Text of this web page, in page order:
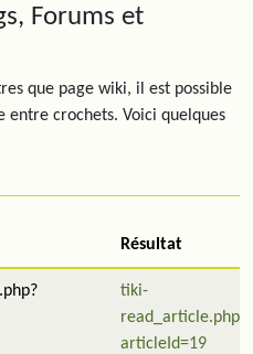
Forums et
que page wiki, il est possible
entre crochets. Voici quelques
Résultat
tiki-
read_article.php?
articleId=19